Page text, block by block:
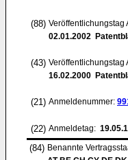
(88) Veröffentlichungstag
02.01.2002
(43) Veröffentlichungstag
16.02.2000
(21) Anmeldenummer:
(22) Anmeldetag:
(84) Benannte